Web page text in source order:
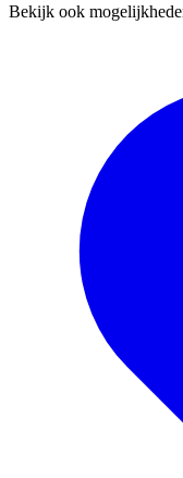
Bekijk ook